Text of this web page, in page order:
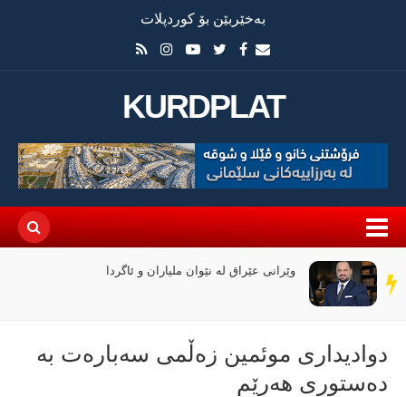
بەخێربێن بۆ کوردپلات
KURDPLAT
سەر
دێڕ
وێرانی عێراق لە نێوان ملیاران و ئاگردا
دوادیداری موئمین زەڵمی سەبارەت بە
دەستوری هەرێم